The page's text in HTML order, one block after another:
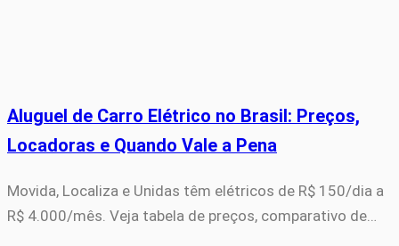
Aluguel de Carro Elétrico no Brasil: Preços,
Locadoras e Quando Vale a Pena
Movida, Localiza e Unidas têm elétricos de R$ 150/dia a
R$ 4.000/mês. Veja tabela de preços, comparativo de…